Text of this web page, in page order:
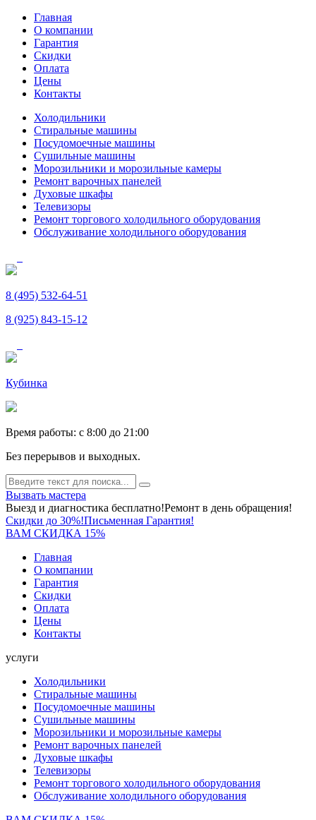
Главная
О компании
Гарантия
Скидки
Оплата
Цены
Контакты
Холодильники
Стиральные машины
Посудомоечные машины
Сушильные машины
Морозильники и морозильные камеры
Ремонт варочных панелей
Духовые шкафы
Телевизоры
Ремонт торгового холодильного оборудования
Обслуживание холодильного оборудования
8 (495) 532-64-51
8 (925) 843-15-12
Кубинка
Время работы: c 8:00 до 21:00
Без перерывов и выходных.
Вызвать мастера
Выезд и диагностика бесплатно!Ремонт в день обращения!
Скидки до 30%!Письменная Гарантия!
ВАМ СКИДКА 15%
Главная
О компании
Гарантия
Скидки
Оплата
Цены
Контакты
услуги
Холодильники
Стиральные машины
Посудомоечные машины
Сушильные машины
Морозильники и морозильные камеры
Ремонт варочных панелей
Духовые шкафы
Телевизоры
Ремонт торгового холодильного оборудования
Обслуживание холодильного оборудования